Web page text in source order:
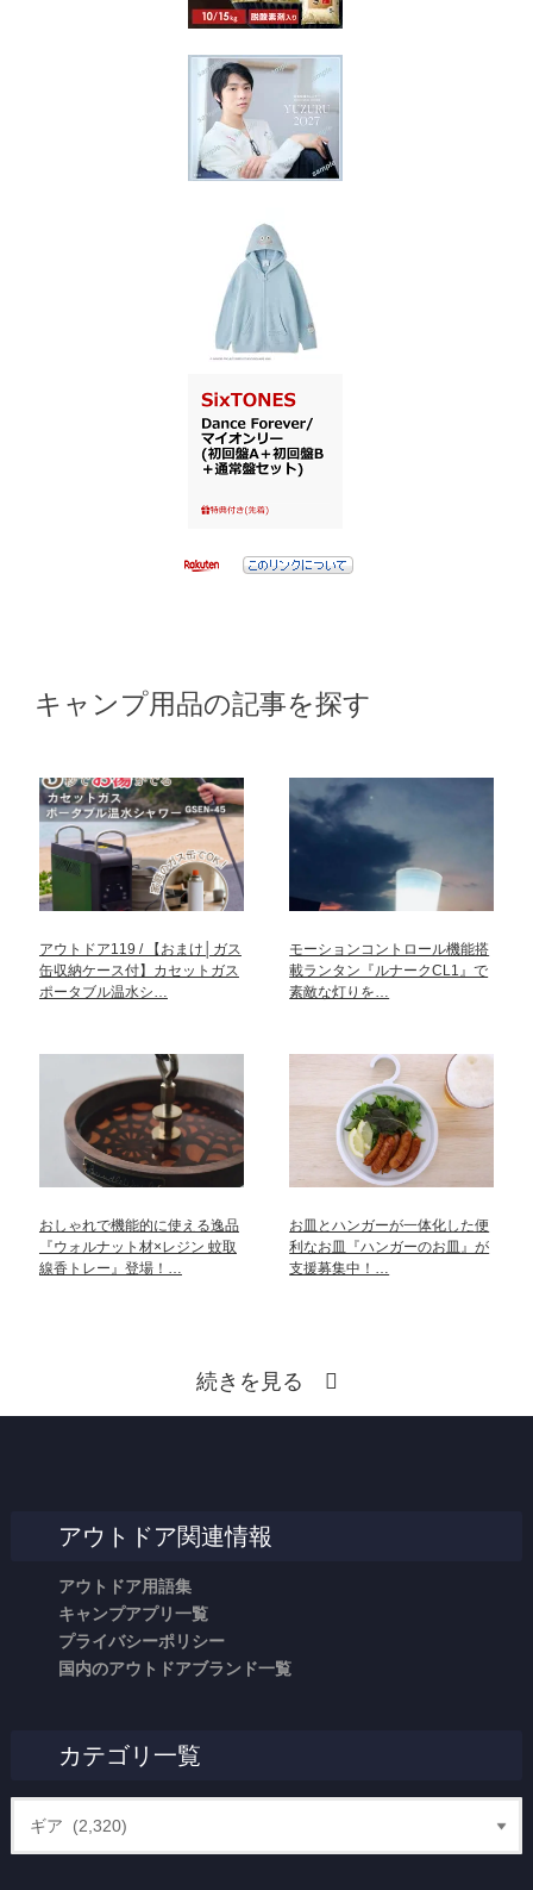
キャンプ用品の記事を探す
アウトドア119 / 【おまけ│ガス
缶収納ケース付】カセットガス
ポータブル温水シ…
モーションコントロール機能搭
載ランタン『ルナークCL1』で
素敵な灯りを…
おしゃれで機能的に使える逸品
『ウォルナット材×レジン 蚊取
線香トレー』登場！…
お皿とハンガーが一体化した便
利なお皿『ハンガーのお皿』が
支援募集中！…
続きを見る
アウトドア関連情報
アウトドア用語集
キャンプアプリ一覧
プライバシーポリシー
国内のアウトドアブランド一覧
カテゴリ一覧